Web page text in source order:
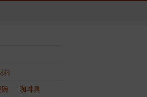
料
咖啡具